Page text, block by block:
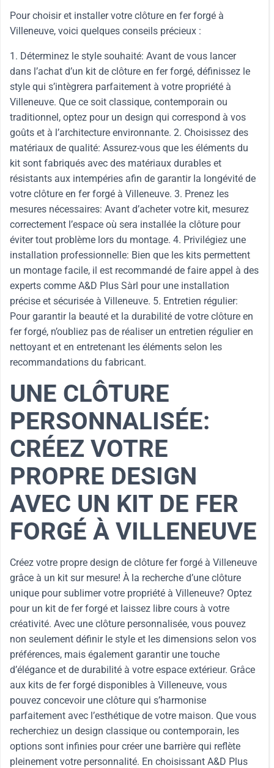
Pour choisir et installer votre clôture en fer forgé à
Villeneuve, voici quelques conseils précieux :
1. Déterminez le style souhaité: Avant de vous lancer
dans l’achat d’un kit de clôture en fer forgé, définissez le
style qui s’intègrera parfaitement à votre propriété à
Villeneuve. Que ce soit classique, contemporain ou
traditionnel, optez pour un design qui correspond à vos
goûts et à l’architecture environnante. 2. Choisissez des
matériaux de qualité: Assurez-vous que les éléments du
kit sont fabriqués avec des matériaux durables et
résistants aux intempéries afin de garantir la longévité de
votre clôture en fer forgé à Villeneuve. 3. Prenez les
mesures nécessaires: Avant d’acheter votre kit, mesurez
correctement l’espace où sera installée la clôture pour
éviter tout problème lors du montage. 4. Privilégiez une
installation professionnelle: Bien que les kits permettent
un montage facile, il est recommandé de faire appel à des
experts comme A&D Plus Sàrl pour une installation
précise et sécurisée à Villeneuve. 5. Entretien régulier:
Pour garantir la beauté et la durabilité de votre clôture en
fer forgé, n’oubliez pas de réaliser un entretien régulier en
nettoyant et en entretenant les éléments selon les
recommandations du fabricant.
UNE CLÔTURE
PERSONNALISÉE:
CRÉEZ VOTRE
PROPRE DESIGN
AVEC UN KIT DE FER
FORGÉ À VILLENEUVE
Créez votre propre design de clôture fer forgé à Villeneuve
grâce à un kit sur mesure! À la recherche d’une clôture
unique pour sublimer votre propriété à Villeneuve? Optez
pour un kit de fer forgé et laissez libre cours à votre
créativité. Avec une clôture personnalisée, vous pouvez
non seulement définir le style et les dimensions selon vos
préférences, mais également garantir une touche
d’élégance et de durabilité à votre espace extérieur. Grâce
aux kits de fer forgé disponibles à Villeneuve, vous
pouvez concevoir une clôture qui s’harmonise
parfaitement avec l’esthétique de votre maison. Que vous
recherchiez un design classique ou contemporain, les
options sont infinies pour créer une barrière qui reflète
pleinement votre personnalité. En choisissant A&D Plus